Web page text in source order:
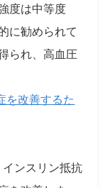
度は中等度
に勧められて
られ、高血圧
を改善するた
ンスリン抵抗